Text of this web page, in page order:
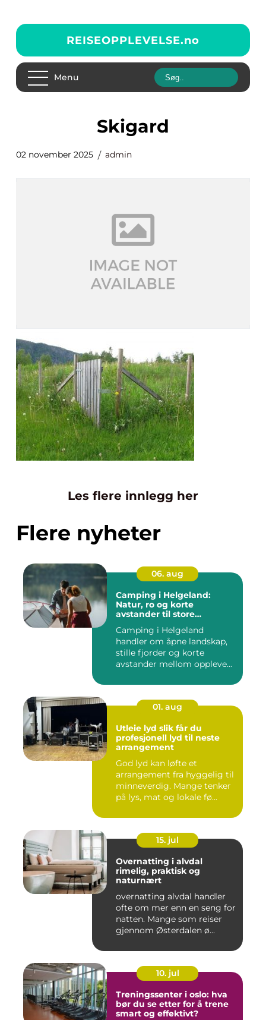
REISEOPPLEVELSE.no
Menu
skigard
02 november 2025 admin
Les flere innlegg her
Flere nyheter
06. aug
Camping i Helgeland:
Natur, ro og korte
avstander til store
Camping i Helgeland
handler om åpne landskap,
stille fjorder og korte
avstander mellom oppleve...
01. aug
Utleie lyd slik får du
profesjonell lyd til neste
arrangement
God lyd kan løfte et
arrangement fra hyggelig til
minneverdig. Mange tenker
på lys, mat og lokale fø...
15. jul
Overnatting i alvdal
rimelig, praktisk og
naturnært
overnatting alvdal handler
ofte om mer enn en seng for
natten. Mange som reiser
gjennom Østerdalen ø...
10. jul
Treningssenter i oslo: hva
bør du se etter for å trene
smart og effektivt?